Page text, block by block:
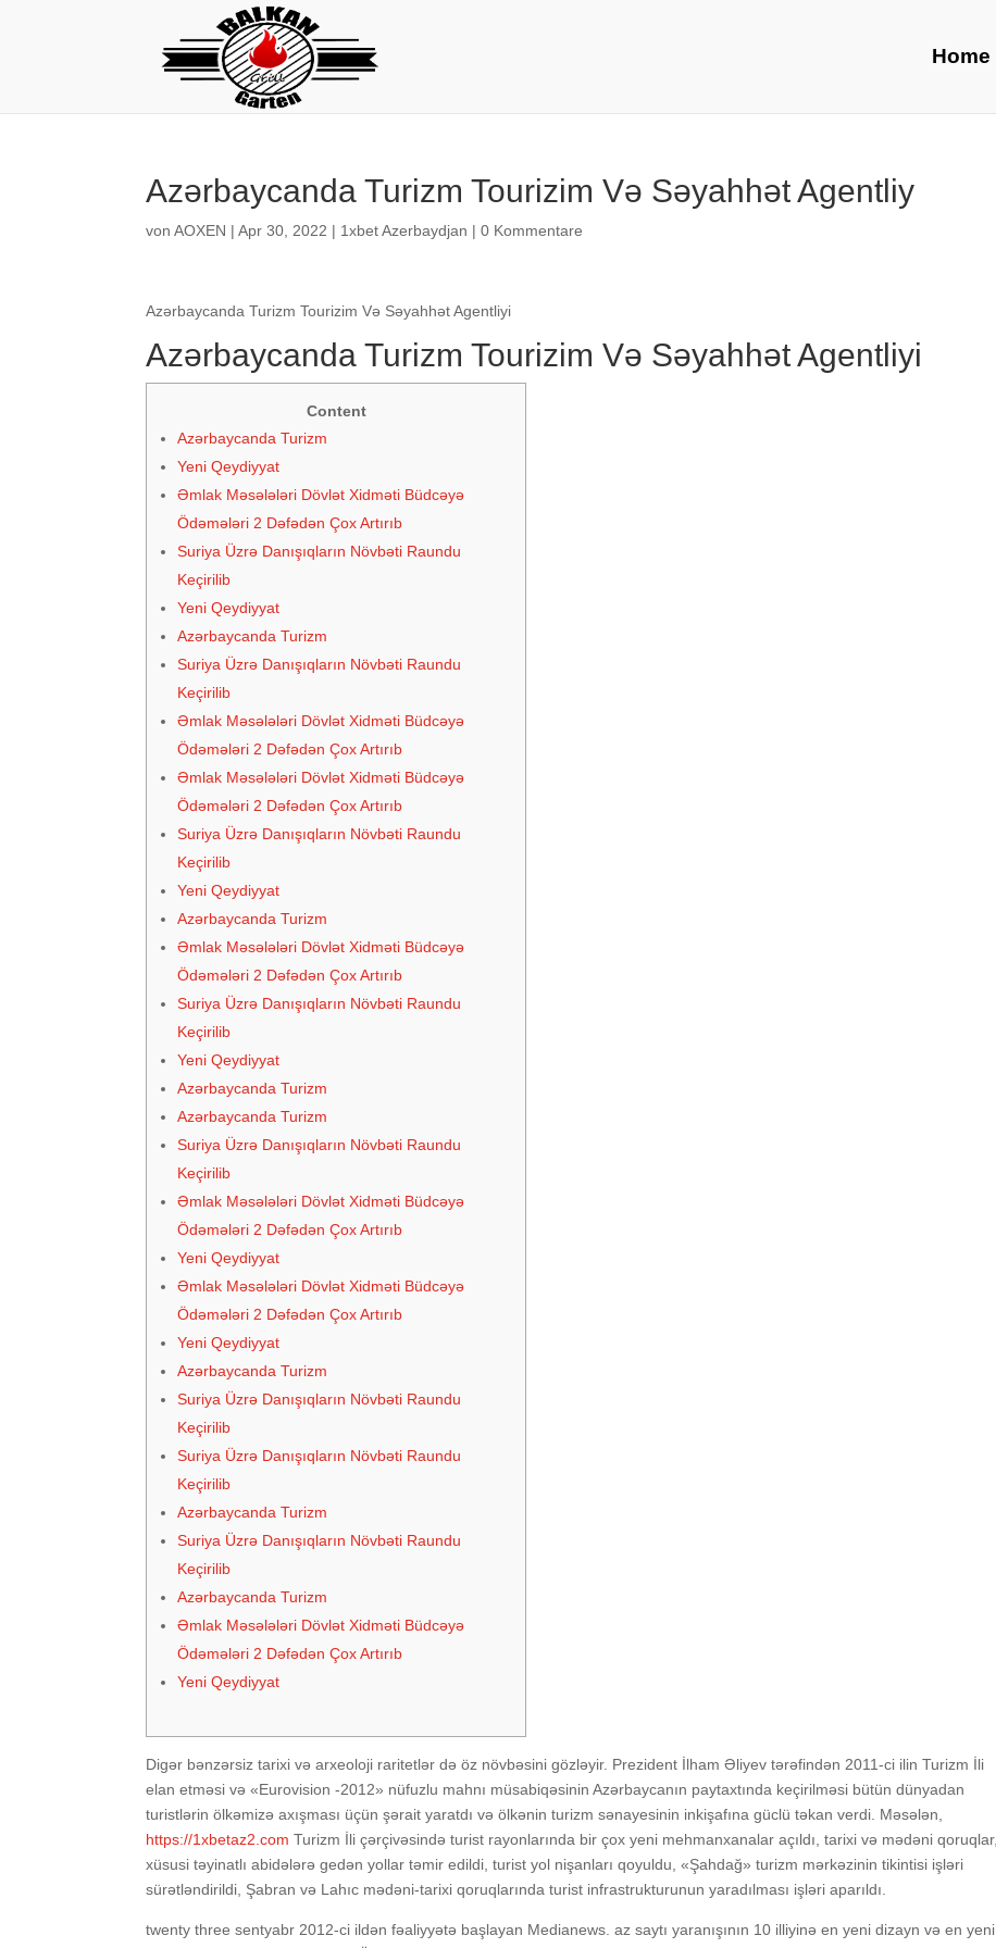
Home
Azərbaycanda Turizm Tourizim Və Səyahhət Agentliy
vonAOXEN |Apr 30, 2022 | 1xbet Azerbaydjan |0 Kommentare
Azərbaycanda Turizm Tourizim Və Səyahhət Agentliyi
Azərbaycanda Turizm Tourizim Və Səyahhət Agentliyi
Content
Azərbaycanda Turizm
Yeni Qeydiyyat
Əmlak Məsələləri Dövlət Xidməti Büdcəyə
Ödəmələri 2 Dəfədən Çox Artırıb
Suriya Üzrə Danışıqların Növbəti Raundu
Keçirilib
Yeni Qeydiyyat
Azərbaycanda Turizm
Suriya Üzrə Danışıqların Növbəti Raundu
Keçirilib
Əmlak Məsələləri Dövlət Xidməti Büdcəyə
Ödəmələri 2 Dəfədən Çox Artırıb
Əmlak Məsələləri Dövlət Xidməti Büdcəyə
Ödəmələri 2 Dəfədən Çox Artırıb
Suriya Üzrə Danışıqların Növbəti Raundu
Keçirilib
Yeni Qeydiyyat
Azərbaycanda Turizm
Əmlak Məsələləri Dövlət Xidməti Büdcəyə
Ödəmələri 2 Dəfədən Çox Artırıb
Suriya Üzrə Danışıqların Növbəti Raundu
Keçirilib
Yeni Qeydiyyat
Azərbaycanda Turizm
Azərbaycanda Turizm
Suriya Üzrə Danışıqların Növbəti Raundu
Keçirilib
Əmlak Məsələləri Dövlət Xidməti Büdcəyə
Ödəmələri 2 Dəfədən Çox Artırıb
Yeni Qeydiyyat
Əmlak Məsələləri Dövlət Xidməti Büdcəyə
Ödəmələri 2 Dəfədən Çox Artırıb
Yeni Qeydiyyat
Azərbaycanda Turizm
Suriya Üzrə Danışıqların Növbəti Raundu
Keçirilib
Suriya Üzrə Danışıqların Növbəti Raundu
Keçirilib
Azərbaycanda Turizm
Suriya Üzrə Danışıqların Növbəti Raundu
Keçirilib
Azərbaycanda Turizm
Əmlak Məsələləri Dövlət Xidməti Büdcəyə
Ödəmələri 2 Dəfədən Çox Artırıb
Yeni Qeydiyyat
Digər bənzərsiz tarixi və arxeoloji raritetlər də öz növbəsini gözləyir. Prezident İlham Əliyev tərəfindən 2011-ci ilin Turizm İli
elan etməsi və «Eurovision -2012» nüfuzlu mahnı müsabiqəsinin Azərbaycanın paytaxtında keçirilməsi bütün dünyadan
turistlərin ölkəmizə axışması üçün şərait yaratdı və ölkənin turizm sənayesinin inkişafına güclü təkan verdi. Məsələn,
https://1xbetaz2.com Turizm İli çərçivəsində turist rayonlarında bir çox yeni mehmanxanalar açıldı, tarixi və mədəni qoruqlar,
xüsusi təyinatlı abidələrə gedən yollar təmir edildi, turist yol nişanları qoyuldu, «Şahdağ» turizm mərkəzinin tikintisi işləri
sürətləndirildi, Şabran və Lahıc mədəni-tarixi qoruqlarında turist infrastrukturunun yaradılması işləri aparıldı.
twenty three sentyabr 2012-ci ildən fəaliyyətə başlayan Medianews. az saytı yaranışının 10 illiyinə en yeni dizayn və en yeni